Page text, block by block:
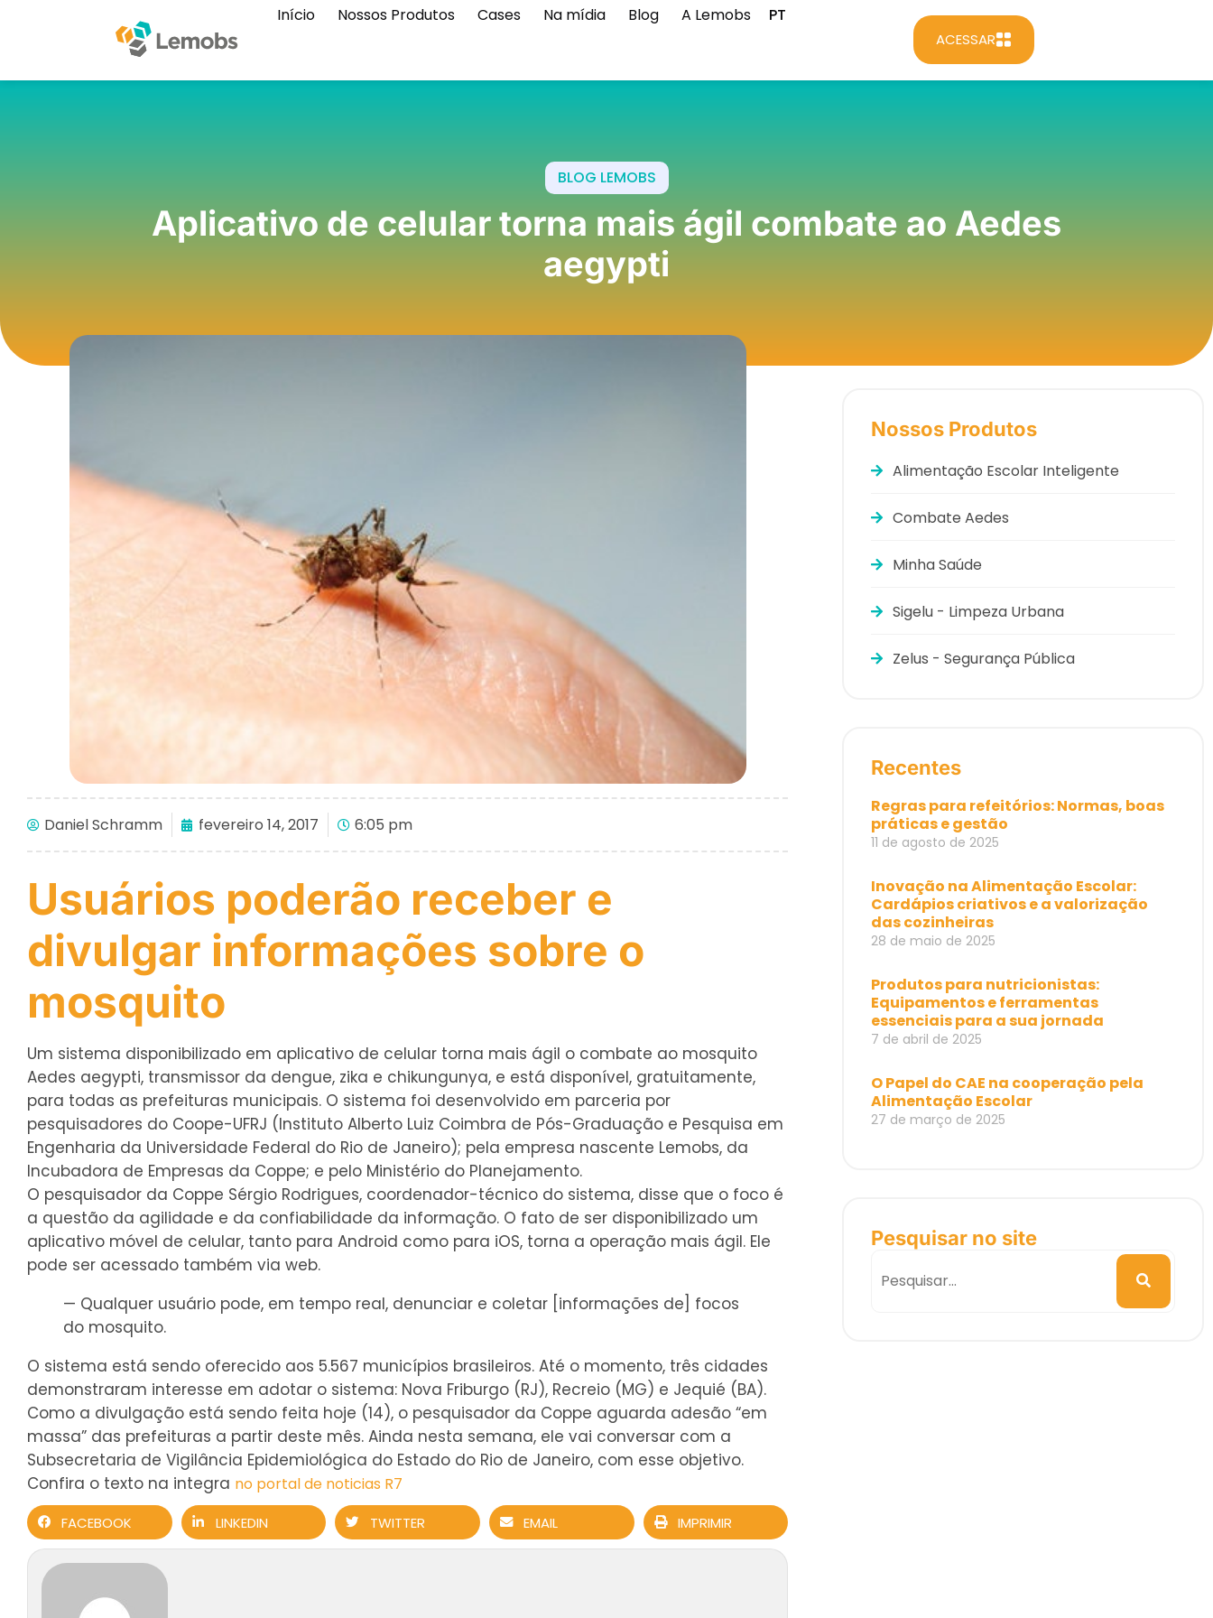
Início Nossos Produtos Cases Na mídia Blog A Lemobs PT
ACESSAR
BLOG LEMOBS
Aplicativo de celular torna mais ágil combate ao Aedes
aegypti
Daniel Schramm fevereiro 14, 2017 6:05 pm
Usuários poderão receber e
divulgar informações sobre o
mosquito
Um sistema disponibilizado em aplicativo de celular torna mais ágil o combate ao mosquito
Aedes aegypti, transmissor da dengue, zika e chikungunya, e está disponível, gratuitamente,
para todas as prefeituras municipais. O sistema foi desenvolvido em parceria por
pesquisadores do Coope-UFRJ (Instituto Alberto Luiz Coimbra de Pós-Graduação e Pesquisa em
Engenharia da Universidade Federal do Rio de Janeiro); pela empresa nascente Lemobs, da
Incubadora de Empresas da Coppe; e pelo Ministério do Planejamento.
O pesquisador da Coppe Sérgio Rodrigues, coordenador-técnico do sistema, disse que o foco é
a questão da agilidade e da confiabilidade da informação. O fato de ser disponibilizado um
aplicativo móvel de celular, tanto para Android como para iOS, torna a operação mais ágil. Ele
pode ser acessado também via web.
— Qualquer usuário pode, em tempo real, denunciar e coletar [informações de] focos
do mosquito.
O sistema está sendo oferecido aos 5.567 municípios brasileiros. Até o momento, três cidades
demonstraram interesse em adotar o sistema: Nova Friburgo (RJ), Recreio (MG) e Jequié (BA).
Como a divulgação está sendo feita hoje (14), o pesquisador da Coppe aguarda adesão “em
massa” das prefeituras a partir deste mês. Ainda nesta semana, ele vai conversar com a
Subsecretaria de Vigilância Epidemiológica do Estado do Rio de Janeiro, com esse objetivo.
Confira o texto na integra no portal de noticias R7
FACEBOOK LINKEDIN TWITTER EMAIL IMPRIMIR
Nossos Produtos
Alimentação Escolar Inteligente
Combate Aedes
Minha Saúde
Sigelu - Limpeza Urbana
Zelus - Segurança Pública
Recentes
Regras para refeitórios: Normas, boas
práticas e gestão
11 de agosto de 2025
Inovação na Alimentação Escolar:
Cardápios criativos e a valorização
das cozinheiras
28 de maio de 2025
Produtos para nutricionistas:
Equipamentos e ferramentas
essenciais para a sua jornada
7 de abril de 2025
O Papel do CAE na cooperação pela
Alimentação Escolar
27 de março de 2025
Pesquisar no site